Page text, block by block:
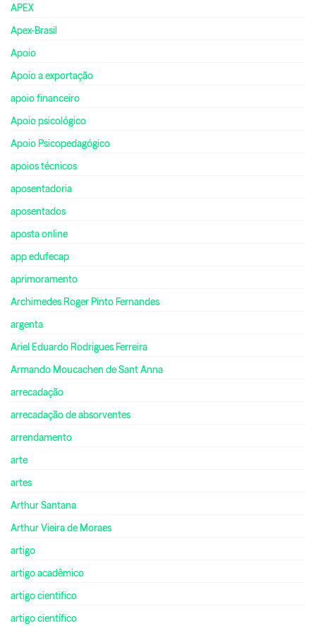
APEX
Apex-Brasil
Apoio
Apoio a exportação
apoio financeiro
Apoio psicológico
Apoio Psicopedagógico
apoios técnicos
aposentadoria
aposentados
aposta online
app edufecap
aprimoramento
Archimedes Roger Pinto Fernandes
argenta
Ariel Eduardo Rodrigues Ferreira
Armando Moucachen de Sant Anna
arrecadação
arrecadação de absorventes
arrendamento
arte
artes
Arthur Santana
Arthur Vieira de Moraes
artigo
artigo acadêmico
artigo cientifico
artigo científico